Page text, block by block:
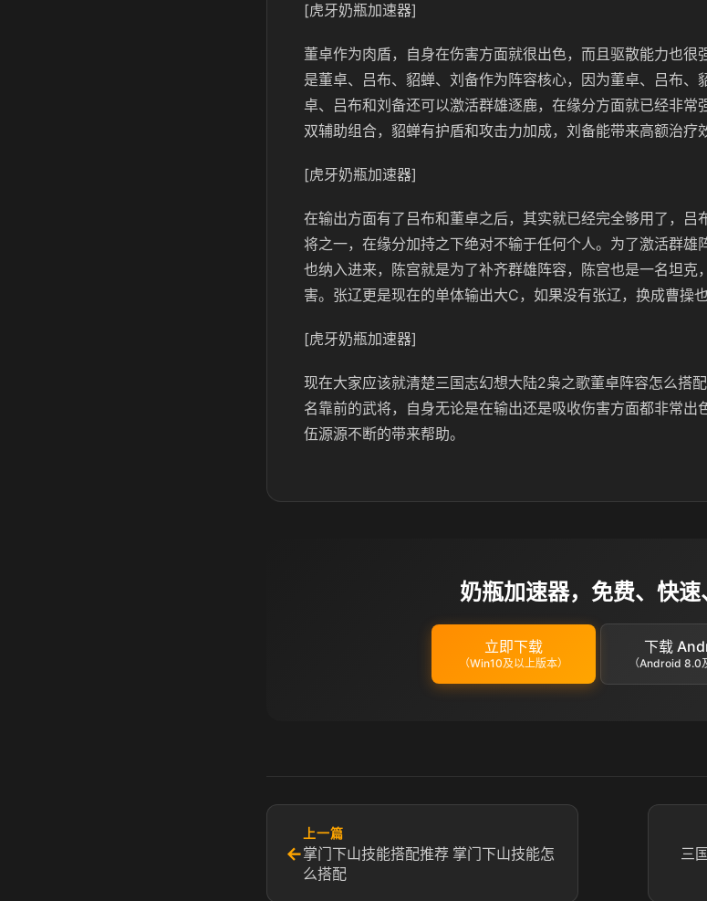
[虎牙奶瓶加速器]
董卓作为肉盾，自身在伤害方面就很出色，而且驱散能力也很
是董卓、吕布、貂蝉、刘备作为阵容核心，因为董卓、吕布、
卓、吕布和刘备还可以激活群雄逐鹿，在缘分方面就已经非常
双辅助组合，貂蝉有护盾和攻击力加成，刘备能带来高额治疗
[虎牙奶瓶加速器]
在输出方面有了吕布和董卓之后，其实就已经完全够用了，吕
将之一，在缘分加持之下绝对不输于任何个人。为了激活群雄
也纳入进来，陈宫就是为了补齐群雄阵容，陈宫也是一名坦克
害。张辽更是现在的单体输出大C，如果没有张辽，换成曹操也
[虎牙奶瓶加速器]
现在大家应该就清楚三国志幻想大陆2枭之歌董卓阵容怎么搭
名靠前的武将，自身无论是在输出还是吸收伤害方面都非常出
伍源源不断的带来帮助。
奶瓶加速器，免费、快速
立即下载
（Win10及以上版本）
下载
（Android 8.0
←
上一篇
掌门下山技能搭配推荐 掌门下山技能怎
么搭配
三